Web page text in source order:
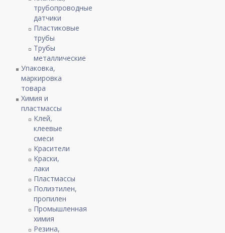
трубопроводные
датчики
Пластиковые
трубы
Трубы
металлические
Упаковка,
маркировка
товара
Химия и
пластмассы
Клей,
клеевые
смеси
Красители
Краски,
лаки
Пластмассы
Полиэтилен,
пропилен
Промышленная
химия
Резина,